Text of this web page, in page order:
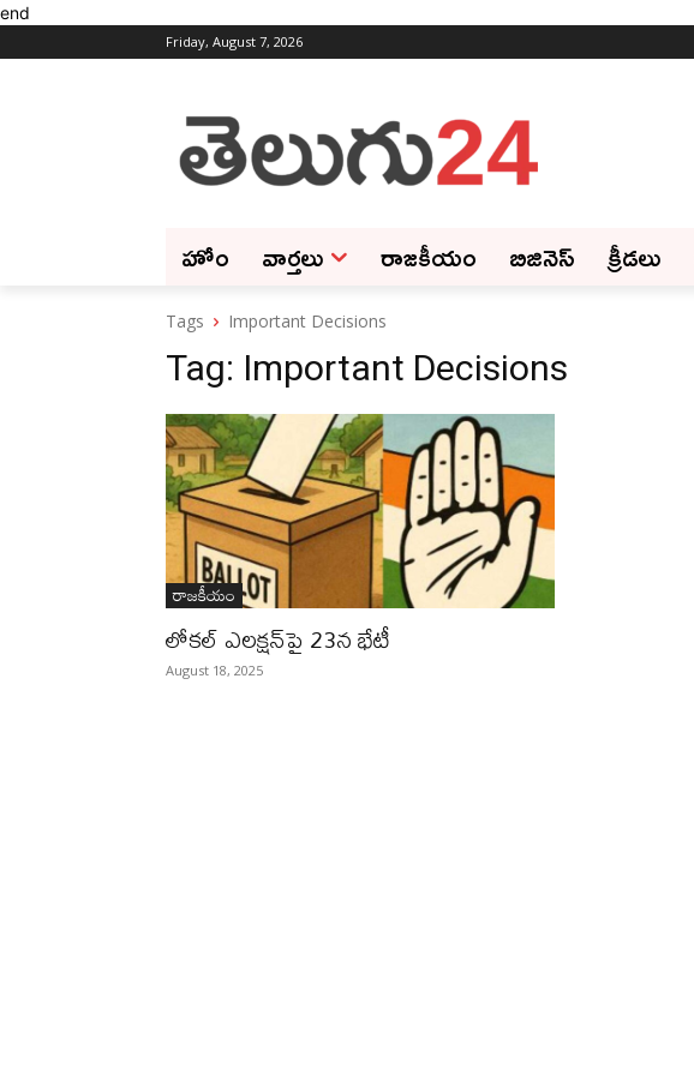
end
Friday, August 7, 2026
హోం వార్తలు రాజకీయం బిజినెస్‌ క్రీడలు
Tags Important Decisions
Tag: Important Decisions
రాజకీయం
లోకల్​ ఎలక్షన్​పై 23న భేటీ
August 18, 2025